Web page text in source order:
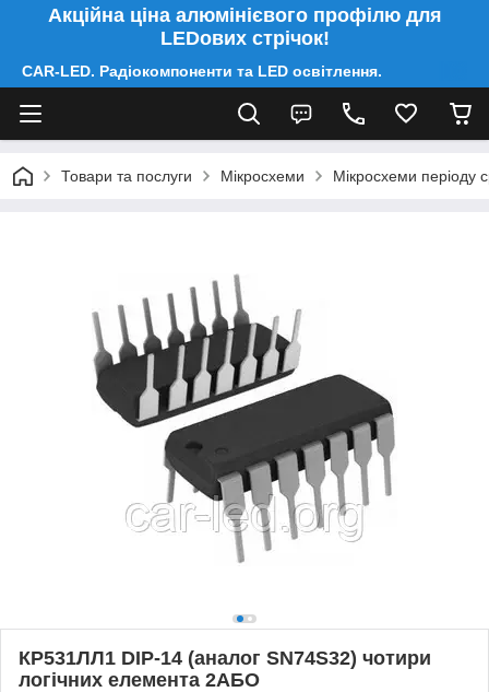
Акційна ціна алюмінієвого профілю для
LEDових стрічок!
CAR-LED. Радіокомпоненти та LED освітлення.
Товари та послуги Мікросхеми Мікросхеми періоду
КР531ЛЛ1 DIP-14 (аналог SN74S32) чотири
логічних елемента 2АБО